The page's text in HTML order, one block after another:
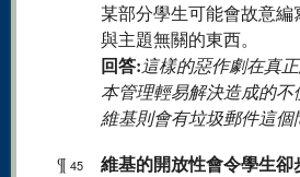
某部分學生可能會故意
與主題無關的東西。
回答:這樣的惡作劇在真
本管理輕易解決造成的
維基則會有垃圾郵件這個
¶ 45 維基的開放性會令學生卻